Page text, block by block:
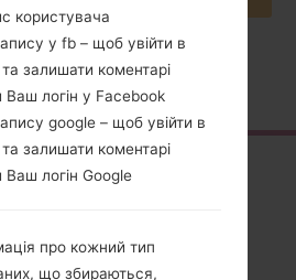
→LG Others →LGKG248
користувача
у fb – щоб увійти в
залишати коментарі
логін у Facebook
google – щоб увійти в
залишати коментарі
логін Google
про кожний тип
що збираються,